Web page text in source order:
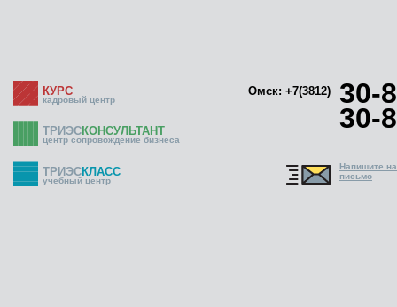
КУРС
кадровый центр
Омск: +7(3812) 30-
30-
ТРИЭСКОНСУЛЬТАНТ
центр сопровождение бизнеса
ТРИЭСКЛАСС
учебный центр
Напишите
письмо